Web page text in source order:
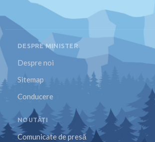
DESPRE MINISTER
Despre noi
Sitemap
Conducere
NOUTĂȚI
Comunicate de presă